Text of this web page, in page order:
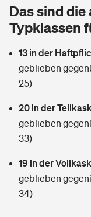
Tools
Wer versichert was:
Sie haben Fragen?
Glasversicherung
Zur Übersicht
Tools
Kinderinvalidität
Hundehalter-
Handyversicherung
Dread-Disease-
Zur Übersicht
Tools
Wer versichert
Sie haben Fragen?
Das sind
Typklassen
13 in der
geblieben
25)
20 in der
geblieben
33)
19 in der
geblieben
34)